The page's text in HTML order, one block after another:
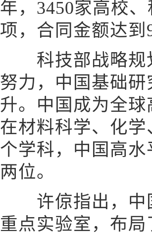
年，3450家高校
项，合同金额达
科技部战略规
努力，中国基础
升。中国成为全
在材料科学、化
个学科，中国高
两位。
许倞指出，中
重点实验室，布